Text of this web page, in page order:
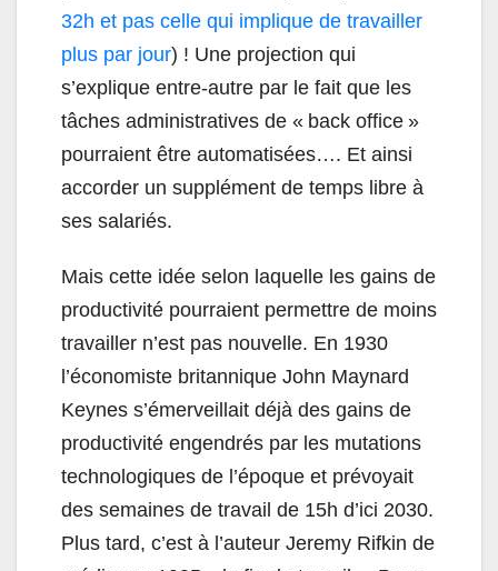
32h et pas celle qui implique de travailler
plus par jour) ! Une projection qui
s’explique entre-autre par le fait que les
tâches administratives de « back office »
pourraient être automatisées…. Et ainsi
accorder un supplément de temps libre à
ses salariés.
Mais cette idée selon laquelle les gains de
productivité pourraient permettre de moins
travailler n’est pas nouvelle. En 1930
l’économiste britannique John Maynard
Keynes s’émerveillait déjà des gains de
productivité engendrés par les mutations
technologiques de l’époque et prévoyait
des semaines de travail de 15h d’ici 2030.
Plus tard, c’est à l’auteur Jeremy Rifkin de